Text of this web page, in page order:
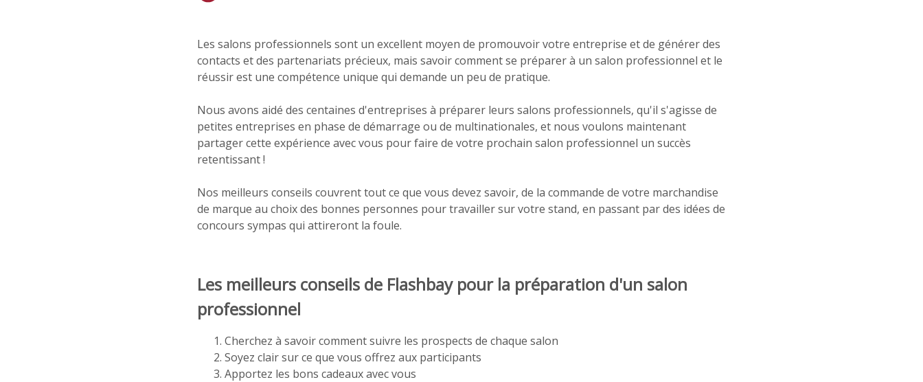
Les salons professionnels sont un excellent moyen de promouvoir votre entreprise et de générer des
contacts et des partenariats précieux, mais savoir comment se préparer à un salon professionnel et le
réussir est une compétence unique qui demande un peu de pratique.
Nous avons aidé des centaines d'entreprises à préparer leurs salons professionnels, qu'il s'agisse de
petites entreprises en phase de démarrage ou de multinationales, et nous voulons maintenant
partager cette expérience avec vous pour faire de votre prochain salon professionnel un succès
retentissant !
Nos meilleurs conseils couvrent tout ce que vous devez savoir, de la commande de votre marchandise
de marque au choix des bonnes personnes pour travailler sur votre stand, en passant par des idées de
concours sympas qui attireront la foule.
Les meilleurs conseils de Flashbay pour la préparation d'un salon
professionnel
Cherchez à savoir comment suivre les prospects de chaque salon
Soyez clair sur ce que vous offrez aux participants
Apportez les bons cadeaux avec vous